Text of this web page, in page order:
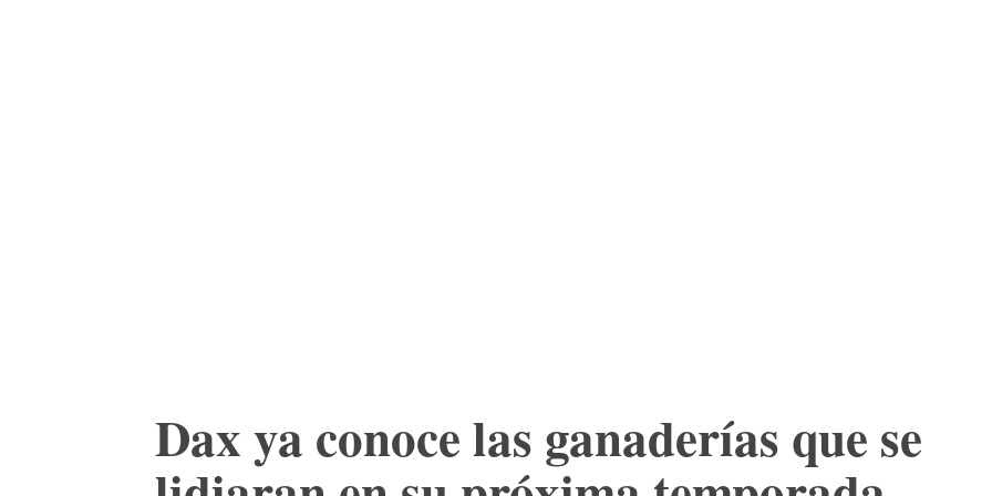
Dax ya conoce las ganaderías que se